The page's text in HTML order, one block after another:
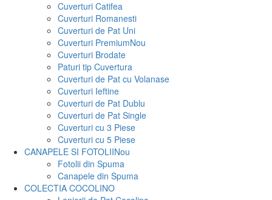
Cuverturi Catifea
Cuverturi Romanesti
Cuverturi de Pat Uni
Cuverturi PremiumNou
Cuverturi Brodate
Paturi tip Cuvertura
Cuverturi de Pat cu Volanase
Cuverturi Ieftine
Cuverturi de Pat Dublu
Cuverturi de Pat Single
Cuverturi cu 3 Piese
Cuverturi cu 5 Piese
CANAPELE SI FOTOLIINou
Fotolii din Spuma
Canapele din Spuma
COLECTIA COCOLINO